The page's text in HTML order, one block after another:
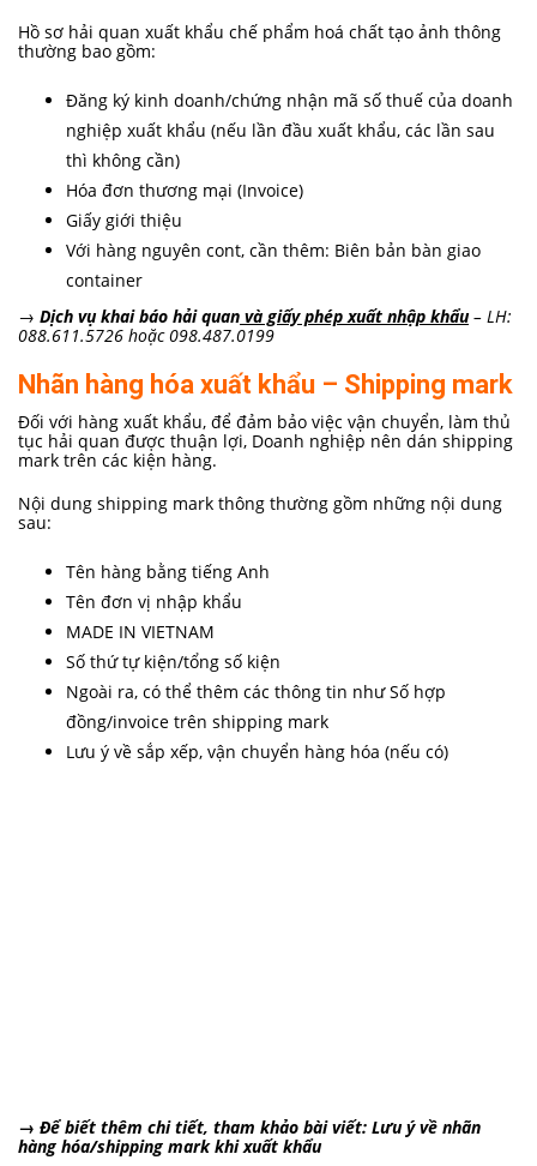
Hồ sơ hải quan xuất khẩu chế phẩm hoá chất tạo ảnh thông
thường bao gồm:
Đăng ký kinh doanh/chứng nhận mã số thuế của doanh
nghiệp xuất khẩu (nếu lần đầu xuất khẩu, các lần sau
thì không cần)
Hóa đơn thương mại (Invoice)
Giấy giới thiệu
Với hàng nguyên cont, cần thêm: Biên bản bàn giao
container
→ Dịch vụ khai báo hải quan và giấy phép xuất nhập khẩu– LH:
088.611.5726 hoặc 098.487.0199
Nhãn hàng hóa xuất khẩu – Shipping mark
Đối với hàng xuất khẩu, để đảm bảo việc vận chuyển, làm thủ
tục hải quan được thuận lợi, Doanh nghiệp nên dán shipping
mark trên các kiện hàng.
Nội dung shipping mark thông thường gồm những nội dung
sau:
Tên hàng bằng tiếng Anh
Tên đơn vị nhập khẩu
MADE IN VIETNAM
Số thứ tự kiện/tổng số kiện
Ngoài ra, có thể thêm các thông tin như Số hợp
đồng/invoice trên shipping mark
Lưu ý về sắp xếp, vận chuyển hàng hóa (nếu có)
→ Để biết thêm chi tiết, tham khảo bài viết: Lưu ý về nhãn
hàng hóa/shipping mark khi xuất khẩu